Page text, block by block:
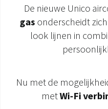
WERELD OS
De nieuwe Unico
gas onderscheidt
look lijnen in
Nu met de
metWi-Fi